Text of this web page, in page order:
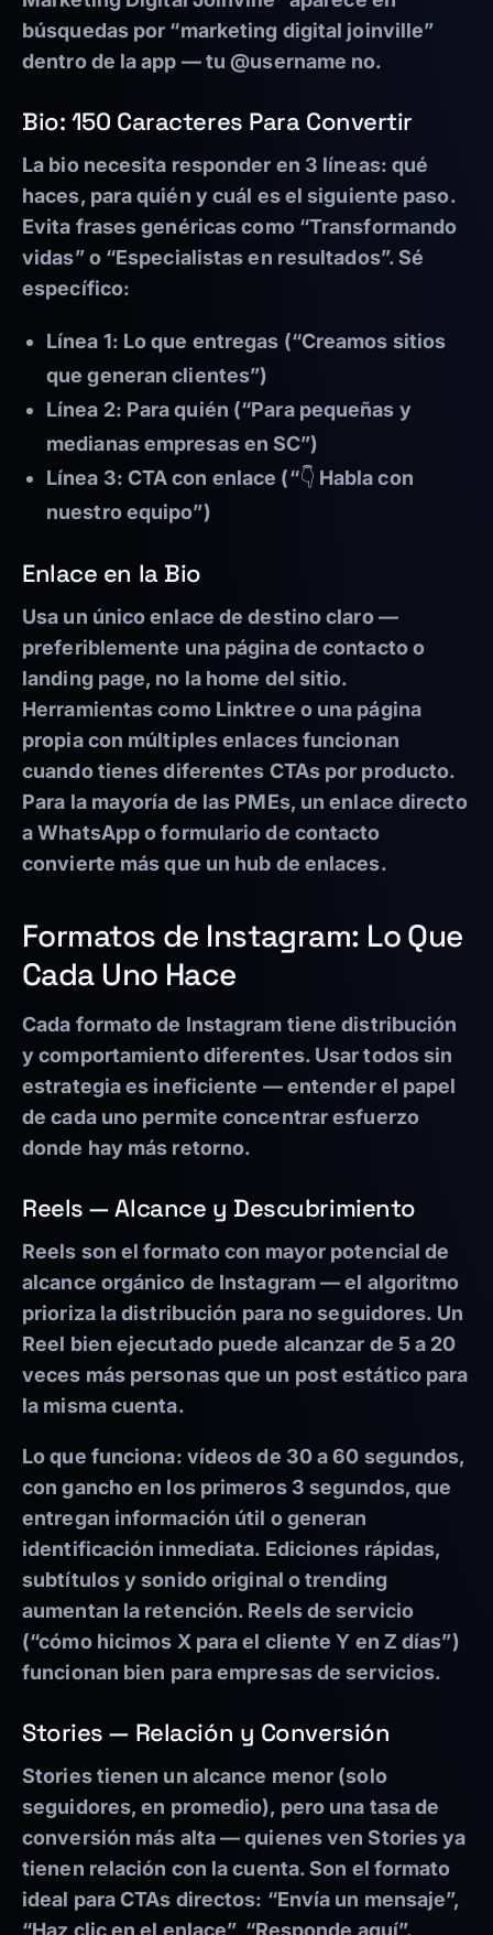
búsquedas por “marketing digital joinville”
dentro de la app — tu @username no.
Bio: 150 Caracteres Para Convertir
La bio necesita responder en 3 líneas: qué
haces, para quién y cuál es el siguiente paso.
Evita frases genéricas como “Transformando
vidas” o “Especialistas en resultados”. Sé
específico:
Línea 1: Lo que entregas (“Creamos sitios
que generan clientes”)
Línea 2: Para quién (“Para pequeñas y
medianas empresas en SC”)
Línea 3: CTA con enlace (“👇 Habla con
nuestro equipo”)
Enlace en la Bio
Usa un único enlace de destino claro —
preferiblemente una página de contacto o
landing page, no la home del sitio.
Herramientas como Linktree o una página
propia con múltiples enlaces funcionan
cuando tienes diferentes CTAs por producto.
Para la mayoría de las PMEs, un enlace directo
a WhatsApp o formulario de contacto
convierte más que un hub de enlaces.
Formatos de Instagram: Lo Que
Cada Uno Hace
Cada formato de Instagram tiene distribución
y comportamiento diferentes. Usar todos sin
estrategia es ineficiente — entender el papel
de cada uno permite concentrar esfuerzo
donde hay más retorno.
Reels — Alcance y Descubrimiento
Reels son el formato con mayor potencial de
alcance orgánico de Instagram — el algoritmo
prioriza la distribución para no seguidores. Un
Reel bien ejecutado puede alcanzar de 5 a 20
veces más personas que un post estático para
la misma cuenta.
Lo que funciona: vídeos de 30 a 60 segundos,
con gancho en los primeros 3 segundos, que
entregan información útil o generan
identificación inmediata. Ediciones rápidas,
subtítulos y sonido original o trending
aumentan la retención. Reels de servicio
(“cómo hicimos X para el cliente Y en Z días”)
funcionan bien para empresas de servicios.
Stories — Relación y Conversión
Stories tienen un alcance menor (solo
seguidores, en promedio), pero una tasa de
conversión más alta — quienes ven Stories ya
tienen relación con la cuenta. Son el formato
ideal para CTAs directos: “Envía un mensaje”,
“Haz clic en el enlace”, “Responde aquí”.